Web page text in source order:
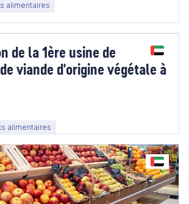
alimentaires
de la 1ère usine de
viande d'origine végétale à
alimentaires